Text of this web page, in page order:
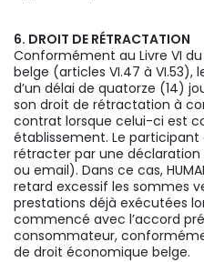
6. DROIT DE RÉTRACTATION
Conformément au Livre VI
belge (articles VI.47 à
d’un délai de quatorze (14)
son droit de rétractation à
contrat lorsque celui-ci est
établissement. Le
rétracter par une
ou email). Dans ce cas,
retard excessif les sommes
prestations déjà exécutées
commencé avec l’accord
consommateur,
de droit économique belge.